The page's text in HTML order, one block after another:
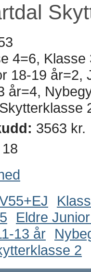
4=6,
18-19 år=2,
år=4,
3563 kr.
18
Eldre
13 år
2